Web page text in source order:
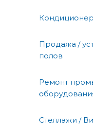
Продажа /
полов
Ремонт
Стеллажи /